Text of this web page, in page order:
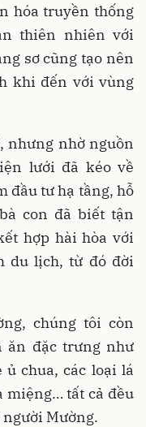
hóa truyền thống
thiên nhiên với
sơ cũng tạo nên
khi đến với vùng
nhưng nhờ nguồn
lưới đã kéo về
đầu tư hạ tầng, hỗ
con đã biết tận
hợp hài hòa với
du lịch, từ đó đời
chúng tôi còn
ăn đặc trưng như
chua, các loại lá
miệng… tất cả đều
Mường.